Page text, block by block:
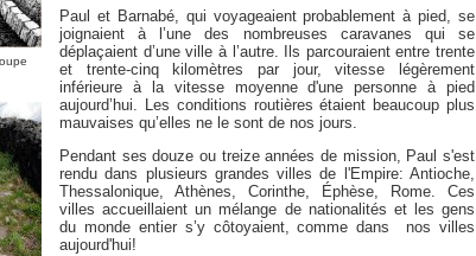
Paul et Barnabé, qui voyageaient probablement à pied, se
joignaient à l’une des nombreuses caravanes qui se
déplaçaient d’une ville à l’autre. Ils parcouraient entre trente
et trente-cinq kilomètres par jour, vitesse légèrement
inférieure à la vitesse moyenne d'une personne à pied
aujourd’hui. Les conditions routières étaient beaucoup plus
mauvaises qu’elles ne le sont de nos jours.
Pendant ses douze ou treize années de mission, Paul s'est
rendu dans plusieurs grandes villes de l'Empire: Antioche,
Thessalonique, Athènes, Corinthe, Éphèse, Rome. Ces
villes accueillaient un mélange de nationalités et les gens
du monde entier s’y côtoyaient, comme dans nos villes
aujourd'hui!